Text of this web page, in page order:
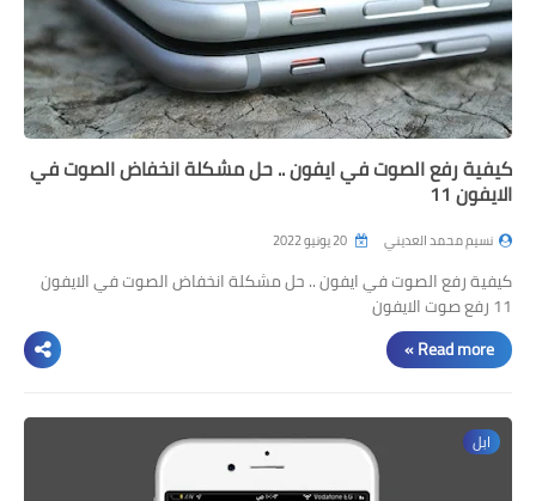
كيفية رفع الصوت في ايفون .. حل مشكلة انخفاض الصوت في
الايفون 11
نسيم محمد العديني
كيفية رفع الصوت في ايفون .. حل مشكلة انخفاض الصوت في الايفون
11 رفع صوت الايفون
Read more »
ابل